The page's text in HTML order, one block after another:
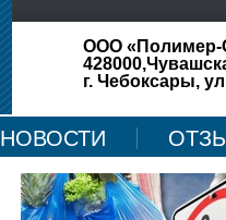
ООО «Полимер-
г. Чебоксары,
НОВОСТИ